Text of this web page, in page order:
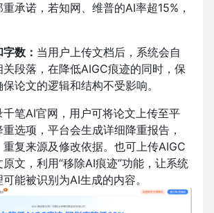
承诺，若知网、维普的AI率超15%，
数： 当用户上传文档后，系统会自
段落，在降低AIGC痕迹的同时，保
论文的逻辑和结构不受影响。
笔AI官网， 用户可将论文上传至平
选项，平台会生成详细降重报告，
复来源及修改依据。也可上传AIGC
文，利用“移除AI痕迹”功能，让系统
能被识别为AI生成的内容。